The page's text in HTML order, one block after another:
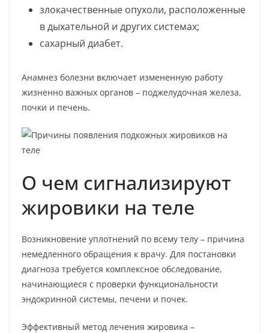
злокачественные опухоли, расположенные
в дыхательной и других системах;
сахарный диабет.
Анамнез болезни включает измененную работу
жизненно важных органов – поджелудочная железа,
почки и печень.
О чем сигнализируют
жировики на теле
Возникновение уплотнений по всему телу – причина
немедленного обращения к врачу. Для постановки
диагноза требуется комплексное обследование,
начинающиеся с проверки функциональности
эндокринной системы, печени и почек.
Эффективный метод лечения жировика –